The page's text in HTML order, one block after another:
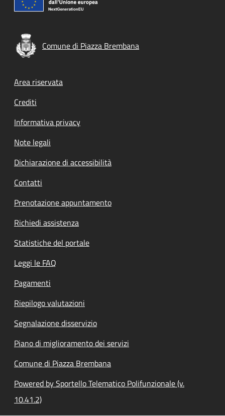
Comune di Piazza Brembana
Footer menu
Area riservata
Crediti
Informativa privacy
Note legali
Dichiarazione di accessibilità
Contatti
Prenotazione appuntamento
Richiedi assistenza
Statistiche del portale
Leggi le FAQ
Pagamenti
Riepilogo valutazioni
Segnalazione disservizio
Piano di miglioramento dei servizi
Comune di Piazza Brembana
Powered by Sportello Telematico Polifunzionale (v.
10.41.2)